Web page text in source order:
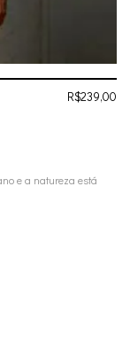
e a natureza está
R$239,00